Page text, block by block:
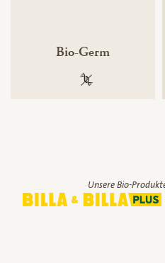
Bio-Germ
100 %
Unsere Bio-